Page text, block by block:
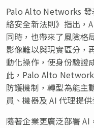
Palo Alto Networks 發
絡安全新法則》指出，
同時，也帶來了風險格
影像難以與現實區分，
動化操作，使身份驗證
此，Palo Alto
防護機制，轉型為能主
員、機器及 AI 代理提供
隨著企業更廣泛部署 AI